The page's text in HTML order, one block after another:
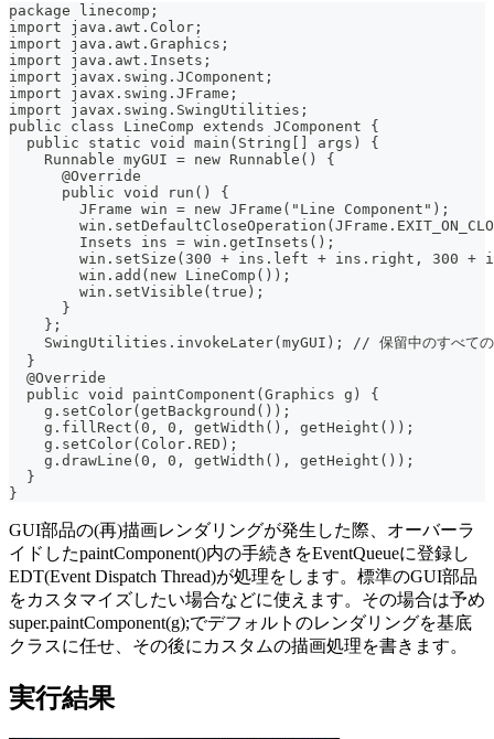
package linecomp;
import java.awt.Color;
import java.awt.Graphics;
import java.awt.Insets;
import javax.swing.JComponent;
import javax.swing.JFrame;
import javax.swing.SwingUtilities;
public class LineComp extends JComponent {
  public static void main(String[] args) {
    Runnable myGUI = new Runnable() {
      @Override
      public void run() {
        JFrame win = new JFrame("Line Component");
        Insets ins = win.getInsets();
win.setSize(300 + ins.left + ins.right, 300 +
        win.add(new LineComp());
        win.setVisible(true);
      }
    };
SwingUtilities.invokeLater(myGUI); // 保留中のすべての
  }
  @Override
  public void paintComponent(Graphics g) {
    g.setColor(getBackground());
    g.fillRect(0, 0, getWidth(), getHeight());
    g.setColor(Color.RED);
    g.drawLine(0, 0, getWidth(), getHeight());
  }
}
GUI部品の(再)描画レンダリングが発生した際、オーバーラ
イドしたpaintComponent()内の手続きをEventQueueに登録し
EDT(Event Dispatch Thread)が処理をします。標準のGUI部品
をカスタマイズしたい場合などに使えます。その場合は予め
super.paintComponent(g);でデフォルトのレンダリングを基底
クラスに任せ、その後にカスタムの描画処理を書きます。
実行結果